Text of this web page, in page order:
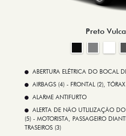
Preto
ABERTURA ELÉTRICA DO BOCAL
AIRBAGS (4) - FRONTAL (2),
ALARME ANTIFURTO
ALERTA DE NÃO UTLILIZAÇÃO
(5) - MOTORISTA, PASSAGEIRO
TRASEIROS (3)